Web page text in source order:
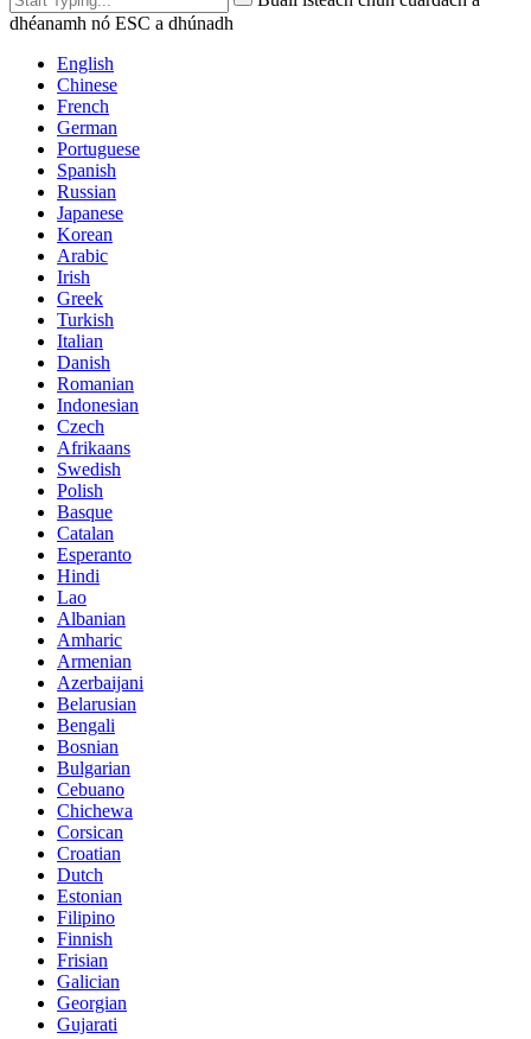
dhéanamh nó ESC a dhúnadh
English
Chinese
French
German
Portuguese
Spanish
Russian
Japanese
Korean
Arabic
Irish
Greek
Turkish
Italian
Danish
Romanian
Indonesian
Czech
Afrikaans
Swedish
Polish
Basque
Catalan
Esperanto
Hindi
Lao
Albanian
Amharic
Armenian
Azerbaijani
Belarusian
Bengali
Bosnian
Bulgarian
Cebuano
Chichewa
Corsican
Croatian
Dutch
Estonian
Filipino
Finnish
Frisian
Galician
Georgian
Gujarati